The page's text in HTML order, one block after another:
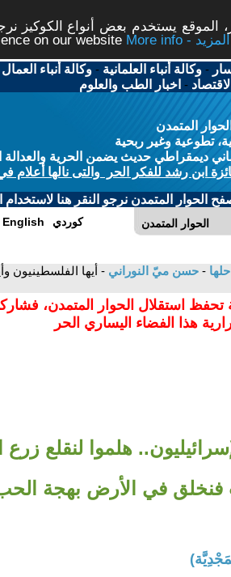
الموقع يستخدم بعض أنواع الكوكيز
on our website
More info - المزيد
-وكالة أنباء العلمانية -وكالة أنباء العمال
الاقتصاد - اخبار الطب والعلوم
المتمدن
تطوعية وغير ربحية
ديمقراطي حديث يضمن الحرية والعدالة
ابن رشد للفكر الحر والتى نالها أعلام
الحوار المتمدن نرجو النقر هنا لاستخدام
الحوار المتمدن English كوردي
- حسن ميّ النوراني - أيها الفلسطينيون
تحفظ استقلال الحوار المتمدن،
هذا الفضاء اليساري الحر
هلموا لنقلع
فنخلق في الأرض بهجة